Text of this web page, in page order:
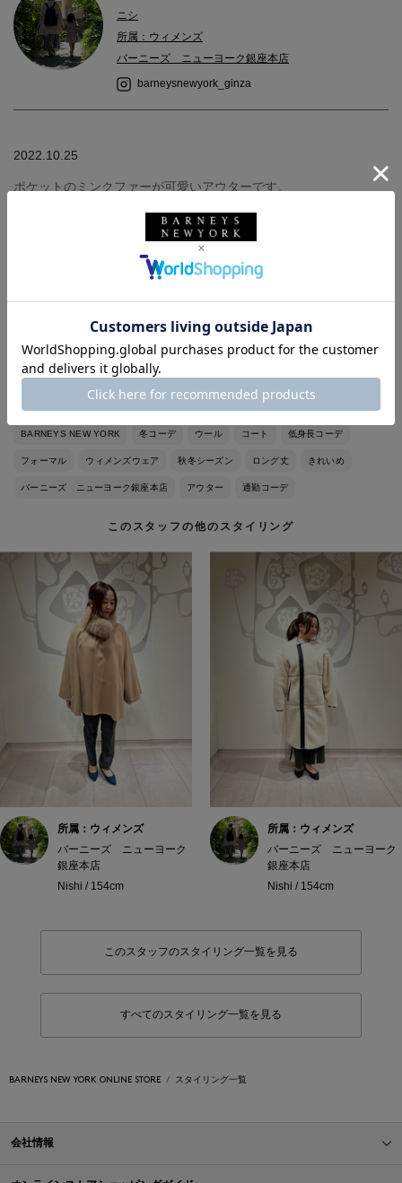
ニシ
所属：ウィメンズ
バーニーズ ニューヨーク銀座本店
barneysnewyork_ginza
2022.10.25
ポケットのミンクファーが可愛いアウターです。
オーバーサイズなのでふわっと羽織れます。
普段アウターはサイズ38を着用してますが、このアウターはサイ
足元まで暖かいアウターは防寒性もあり、これからの時期にぜひ
着用いただきたいアイテムです。
BARNEYS NEW YORK 冬コーデ ウール コート 低身長コーデ
フォーマル ウィメンズウェア 秋冬シーズン ロング丈 きれいめ
バーニーズ ニューヨーク銀座本店 アウター 通勤コーデ
このスタッフの他のスタイリング
所属：ウィメンズ
バーニーズ ニューヨーク
銀座本店
Nishi / 154cm
所属：ウィメンズ
バーニーズ ニューヨーク
銀座本店
Nishi / 154cm
このスタッフのスタイリング一覧を見る
すべてのスタイリング一覧を見る
BARNEYS NEW YORK ONLINE STORE スタイリング一覧
会社情報